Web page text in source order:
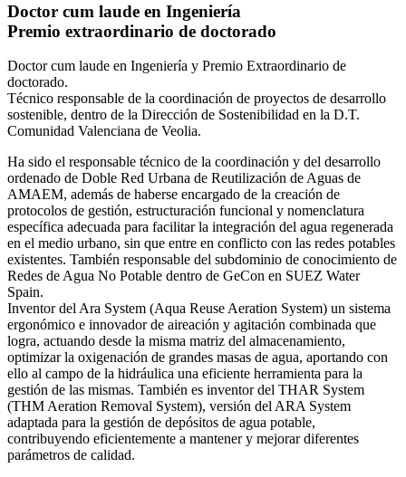
Doctor cum laude en Ingeniería
Premio extraordinario de doctorado
Doctor cum laude en Ingeniería y Premio Extraordinario de
doctorado.
Técnico responsable de la coordinación de proyectos de desarrollo
sostenible, dentro de la Dirección de Sostenibilidad en la D.T.
Comunidad Valenciana de Veolia.
Ha sido el responsable técnico de la coordinación y del desarrollo
ordenado de Doble Red Urbana de Reutilización de Aguas de
AMAEM, además de haberse encargado de la creación de
protocolos de gestión, estructuración funcional y nomenclatura
específica adecuada para facilitar la integración del agua regenerada
en el medio urbano, sin que entre en conflicto con las redes potables
existentes. También responsable del subdominio de conocimiento de
Redes de Agua No Potable dentro de GeCon en SUEZ Water
Spain.
Inventor del Ara System (Aqua Reuse Aeration System) un sistema
ergonómico e innovador de aireación y agitación combinada que
logra, actuando desde la misma matriz del almacenamiento,
optimizar la oxigenación de grandes masas de agua, aportando con
ello al campo de la hidráulica una eficiente herramienta para la
gestión de las mismas. También es inventor del THAR System
(THM Aeration Removal System), versión del ARA System
adaptada para la gestión de depósitos de agua potable,
contribuyendo eficientemente a mantener y mejorar diferentes
parámetros de calidad.